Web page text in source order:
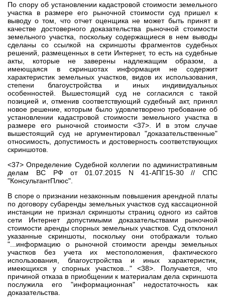
По спору об установлении кадастровой стоимости земельного
участка в размере его рыночной стоимости суд пришел к
выводу о том, что отчет оценщика не может быть принят в
качестве достоверного доказательства рыночной стоимости
земельного участка, поскольку содержащиеся в нем выводы
сделаны со ссылкой на скриншоты фрагментов судебных
решений, размещенных в сети Интернет, то есть на судебные
акты, которые не заверены надлежащим образом, а
имеющаяся в скриншотах информация не содержит
характеристик земельных участков, видов их использования,
степени благоустройства и иных индивидуальных
особенностей. Вышестоящий суд не согласился с такой
позицией и, отменив соответствующий судебный акт, принял
новое решение, которым было удовлетворено требование об
установлении кадастровой стоимости земельного участка в
размере его рыночной стоимости <37>. И в этом случае
вышестоящий суд не аргументировал "доказательственные"
относимость, допустимость и достоверность соответствующих
скриншотов.
<37> Определение Судебной коллегии по административным
делам ВС РФ от 01.07.2015 N 41-АПГ15-30 // СПС
"КонсультантПлюс".
В споре о признании незаконным повышения арендной платы
по договору субаренды земельных участков суд кассационной
инстанции не признал скриншоты страниц одного из сайтов
сети Интернет допустимыми доказательствами рыночной
стоимости аренды спорных земельных участков. Суд отклонил
указанные скриншоты, поскольку они отображали только
"...информацию о рыночной стоимости аренды земельных
участков без учета их местоположения, фактического
использования, благоустройства и иных характеристик,
имеющихся у спорных участков..." <38>. Получается, что
причиной отказа в приобщении к материалам дела скриншота
послужила его "информационная" недостаточность как
доказательства.